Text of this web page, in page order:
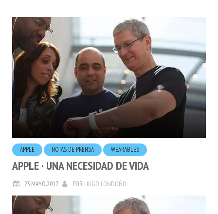
APPLE NOTAS DE PRENSA WEARABLES
APPLE · UNA NECESIDAD DE VIDA
HUGO LONDOÑO